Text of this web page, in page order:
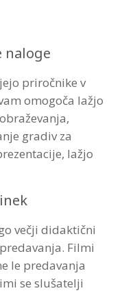
naloge
priročnike v
omogoča lažjo
gradiv za
lažjo
večji didaktični
Filmi
le predavanja
se slušatelji